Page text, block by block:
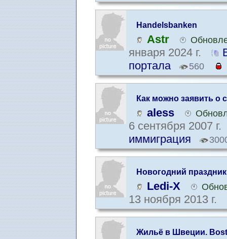
Handelsbanken
Astr
января 2024 г.
портала
560
Как можно заявить о
aless
6 сентября 2007 г.
иммиграция
Новогодний
Ledi-X
13 ноября 2013 г.
Жильё в Швеции.